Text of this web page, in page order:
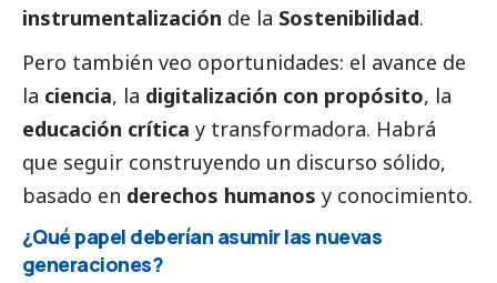
instrumentalización de la Sostenibilidad.
Pero también veo oportunidades: el avance de
la ciencia, la digitalización con propósito, la
educación crítica y transformadora. Habrá
que seguir construyendo un discurso sólido,
basado en derechos humanos y conocimiento.
¿Qué papel deberían asumir las nuevas
generaciones?